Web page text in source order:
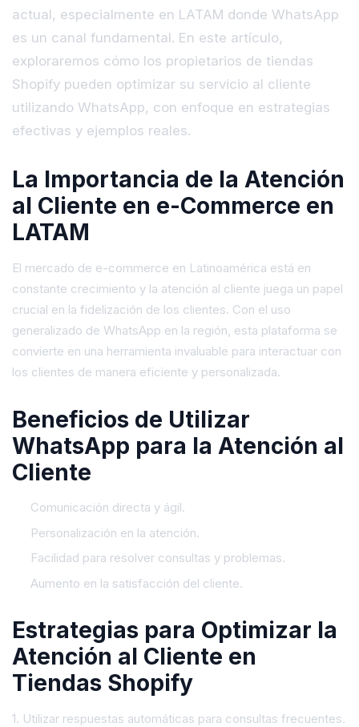
actual, especialmente en LATAM donde WhatsApp
es un canal fundamental. En este artículo,
exploraremos cómo los propietarios de tiendas
Shopify pueden optimizar su servicio al cliente
utilizando WhatsApp, con enfoque en estrategias
efectivas y ejemplos reales.
La Importancia de la Atención
al Cliente en e-Commerce en
LATAM
El mercado de e-commerce en Latinoamérica está en
constante crecimiento y la atención al cliente juega un papel
crucial en la fidelización de los clientes. Con el uso
generalizado de WhatsApp en la región, esta plataforma se
convierte en una herramienta invaluable para interactuar con
los clientes de manera eficiente y personalizada.
Beneficios de Utilizar
WhatsApp para la Atención al
Cliente
Comunicación directa y ágil.
Personalización en la atención.
Facilidad para resolver consultas y problemas.
Aumento en la satisfacción del cliente.
Estrategias para Optimizar la
Atención al Cliente en
Tiendas Shopify
1. Utilizar respuestas automáticas para consultas frecuentes.